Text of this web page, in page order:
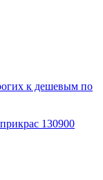
к дешевым по
130900